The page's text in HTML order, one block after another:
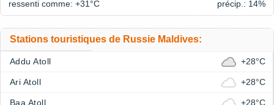
ressenti comme: +31°C précip.: 14%
Stations touristiques de Russie Maldives:
Addu Atoll +28°C
Ari Atoll +28°C
Baa Atoll +28°C